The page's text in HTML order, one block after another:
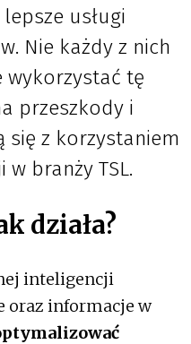
usługi
Nie każdy z nich
wykorzystać tę
przeszkody i
się z korzystaniem
branży TSL.
działa?
inteligencji
oraz informacje w